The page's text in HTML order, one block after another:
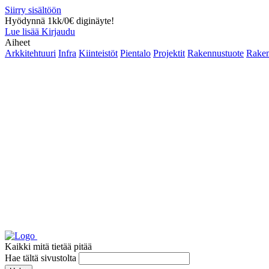
Siirry sisältöön
Hyödynnä 1kk/0€ diginäyte!
Lue lisää Kirjaudu
Aiheet
Arkkitehtuuri Infra Kiinteistöt Pientalo Projektit Rakennustuote
Kaikki mitä tietää pitää
Hae tältä sivustolta